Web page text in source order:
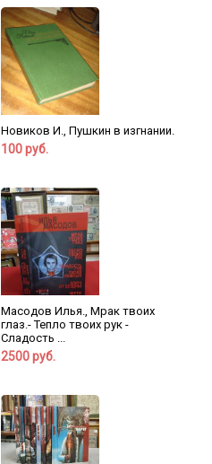
Новиков И., Пушкин в изгнании.
100 руб.
Масодов Илья., Мрак твоих
глаз.- Тепло твоих рук -
Сладость ...
2500 руб.